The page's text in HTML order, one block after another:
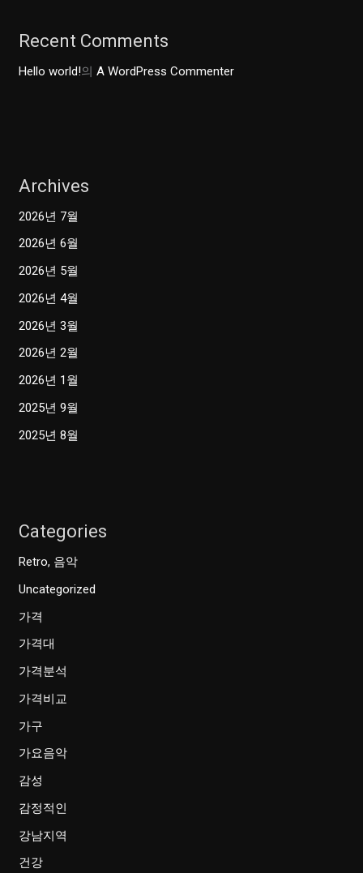
Recent Comments
Hello world!의A WordPress Commenter
Archives
2026년 7월
2026년 6월
2026년 5월
2026년 4월
2026년 3월
2026년 2월
2026년 1월
2025년 9월
2025년 8월
Categories
Retro, 음악
Uncategorized
가격
가격대
가격분석
가격비교
가구
가요음악
감성
감정적인
강남지역
건강